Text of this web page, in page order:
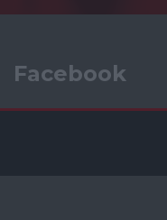
Facebook